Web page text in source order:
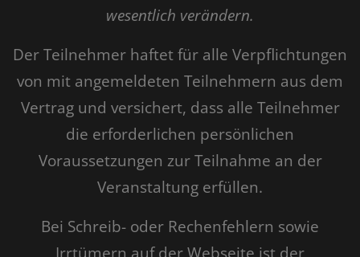
wesentlich verändern.
Der Teilnehmer haftet für alle Verpflichtungen
von mit angemeldeten Teilnehmern aus dem
Vertrag und versichert, dass alle Teilnehmer
die erforderlichen persönlichen
Voraussetzungen zur Teilnahme an der
Veranstaltung erfüllen.
Bei Schreib- oder Rechenfehlern sowie
Irrtümern auf der Webseite ist der